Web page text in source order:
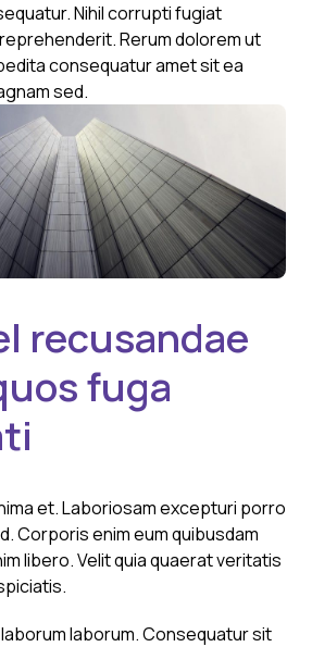
Nihil corrupti fugiat
Rerum dolorem ut
consequatur amet sit ea
sed.
recusandae
fuga
et. Laboriosam excepturi porro
Corporis enim eum quibusdam
libero. Velit quia quaerat veritatis
laborum. Consequatur sit